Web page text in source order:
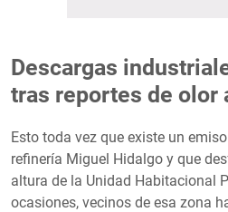
Descargas
tras reportes de olor
Esto toda vez que existe un
refinería Miguel Hidalgo y que
altura de la Unidad Habitacional
ocasiones, vecinos de esa zona